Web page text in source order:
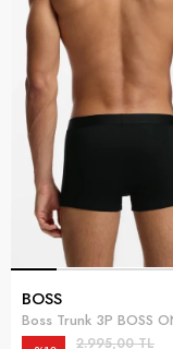
BOSS
2.995,00 TL